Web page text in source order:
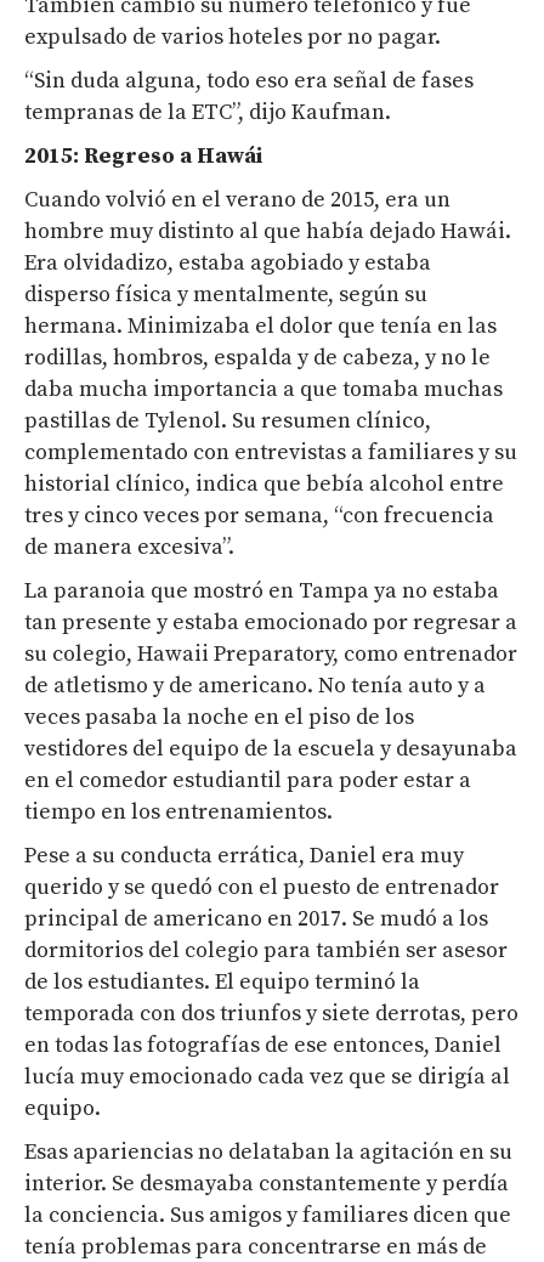
expulsado de varios hoteles por no pagar.
“Sin duda alguna, todo eso era señal de fases
tempranas de la ETC”, dijo Kaufman.
2015: Regreso a Hawái
Cuando volvió en el verano de 2015, era un
hombre muy distinto al que había dejado Hawái.
Era olvidadizo, estaba agobiado y estaba
disperso física y mentalmente, según su
hermana. Minimizaba el dolor que tenía en las
rodillas, hombros, espalda y de cabeza, y no le
daba mucha importancia a que tomaba muchas
pastillas de Tylenol. Su resumen clínico,
complementado con entrevistas a familiares y su
historial clínico, indica que bebía alcohol entre
tres y cinco veces por semana, “con frecuencia
de manera excesiva”.
La paranoia que mostró en Tampa ya no estaba
tan presente y estaba emocionado por regresar a
su colegio, Hawaii Preparatory, como entrenador
de atletismo y de americano. No tenía auto y a
veces pasaba la noche en el piso de los
vestidores del equipo de la escuela y desayunaba
en el comedor estudiantil para poder estar a
tiempo en los entrenamientos.
Pese a su conducta errática, Daniel era muy
querido y se quedó con el puesto de entrenador
principal de americano en 2017. Se mudó a los
dormitorios del colegio para también ser asesor
de los estudiantes. El equipo terminó la
temporada con dos triunfos y siete derrotas, pero
en todas las fotografías de ese entonces, Daniel
lucía muy emocionado cada vez que se dirigía al
equipo.
Esas apariencias no delataban la agitación en su
interior. Se desmayaba constantemente y perdía
la conciencia. Sus amigos y familiares dicen que
tenía problemas para concentrarse en más de